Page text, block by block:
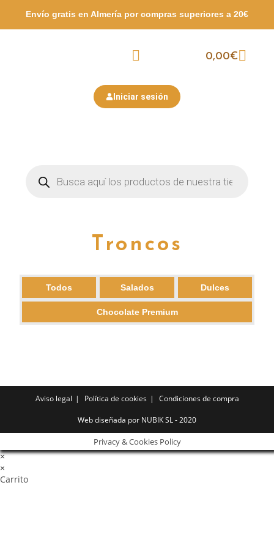
Envío gratis en Almería por compras superiores a 20€
0,00€
Iniciar sesión
Troncos
Todos Salados Dulces
Chocolate Premium
Aviso legal Política de cookies Condiciones de compra
Web diseñada por NUBIK SL - 2020
Privacy & Cookies Policy
×
×
Carrito